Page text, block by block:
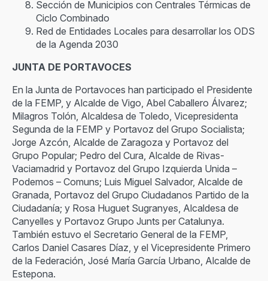
Sección de Municipios con Centrales Térmicas de
Ciclo Combinado
Red de Entidades Locales para desarrollar los ODS
de la Agenda 2030
JUNTA DE PORTAVOCES
En la Junta de Portavoces han participado el Presidente
de la FEMP, y Alcalde de Vigo, Abel Caballero Álvarez;
Milagros Tolón, Alcaldesa de Toledo, Vicepresidenta
Segunda de la FEMP y Portavoz del Grupo Socialista;
Jorge Azcón, Alcalde de Zaragoza y Portavoz del
Grupo Popular; Pedro del Cura, Alcalde de Rivas-
Vaciamadrid y Portavoz del Grupo Izquierda Unida –
Podemos – Comuns; Luis Miguel Salvador, Alcalde de
Granada, Portavoz del Grupo Ciudadanos Partido de la
Ciudadanía; y Rosa Huguet Sugranyes, Alcaldesa de
Canyelles y Portavoz Grupo Junts per Catalunya.
También estuvo el Secretario General de la FEMP,
Carlos Daniel Casares Díaz, y el Vicepresidente Primero
de la Federación, José María García Urbano, Alcalde de
Estepona.